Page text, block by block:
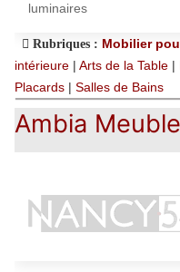
luminaires
Rubriques : Mobilier
intérieure | Arts de la Table |
Placards | Salles de Bains
Ambia